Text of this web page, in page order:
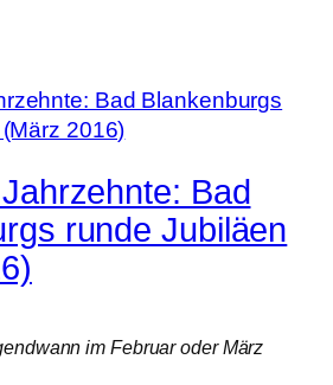
Bad
runde Jubiläen
im Februar oder März